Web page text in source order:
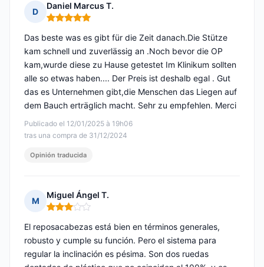
D
Daniel Marcus T.
Nota: 5 de 5
Publicado el 12/01/2025 à 19h06
tras una compra de 31/12/2024
Das beste was es gibt für die Zeit danach.Die Stütze
kam schnell und zuverlässig an .Noch bevor die OP
kam,wurde diese zu Hause getestet Im Klinikum sollten
alle so etwas haben.... Der Preis ist deshalb egal . Gut
das es Unternehmen gibt,die Menschen das Liegen auf
dem Bauch erträglich macht. Sehr zu empfehlen. Merci
Opinión traducida
M
Miguel Ángel T.
Nota: 3 de 5
El reposacabezas está bien en términos generales,
robusto y cumple su función. Pero el sistema para
regular la inclinación es pésima. Son dos ruedas